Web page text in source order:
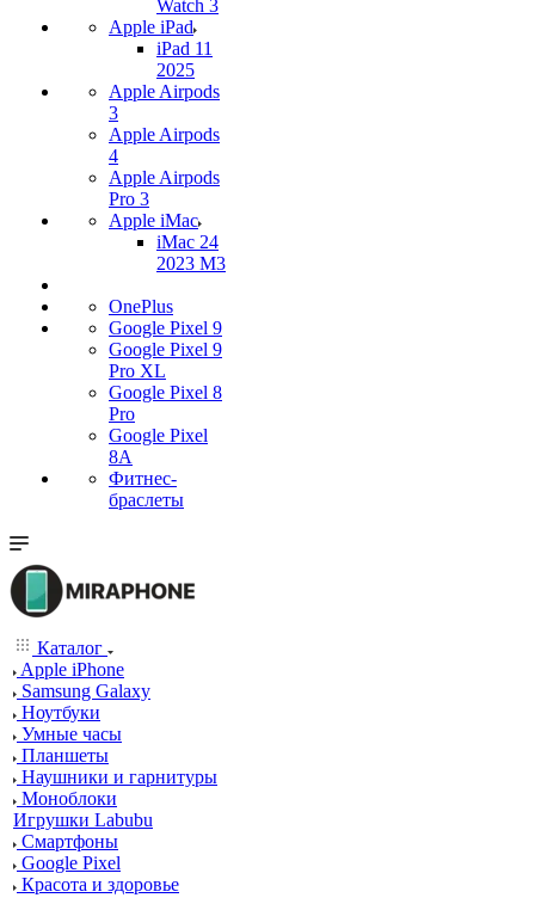
Watch 3
Apple iPad
iPad 11
2025
Apple Airpods
3
Apple Airpods
4
Apple Airpods
Pro 3
Apple iMac
iMac 24
2023 M3
OnePlus
Google Pixel 9
Google Pixel 9
Pro XL
Google Pixel 8
Pro
Google Pixel
8A
Фитнес-
браслеты
Каталог
Apple iPhone
Samsung Galaxy
Ноутбуки
Умные часы
Планшеты
Наушники и гарнитуры
Моноблоки
Игрушки Labubu
Смартфоны
Google Pixel
Красота и здоровье